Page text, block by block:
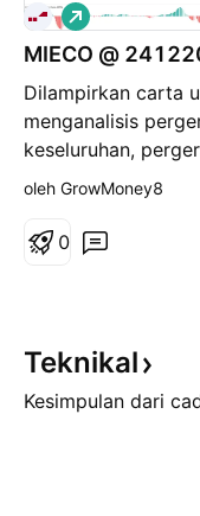
MIECO @
Dilampirkan carta
menganalisis
keseluruhan,
MIECO adalah
kawasan rintangan
keseluruhan, arah
dalam aliran menai
P
a
n
a
g
oleh GrowMoney8
0
Teknikal
Kesimpulan dari